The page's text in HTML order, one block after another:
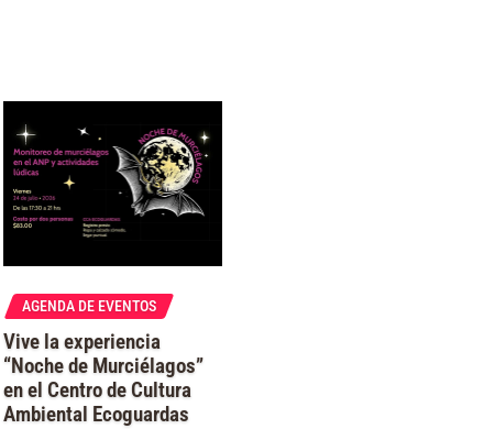
AGENDA DE EVENTOS
Vive la experiencia
“Noche de Murciélagos”
en el Centro de Cultura
Ambiental Ecoguardas